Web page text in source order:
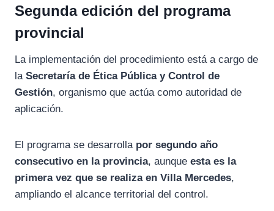
Segunda edición del programa
provincial
La implementación del procedimiento está a cargo de
la Secretaría de Ética Pública y Control de
Gestión, organismo que actúa como autoridad de
aplicación.
El programa se desarrolla por segundo año
consecutivo en la provincia, aunque esta es la
primera vez que se realiza en Villa Mercedes,
ampliando el alcance territorial del control.